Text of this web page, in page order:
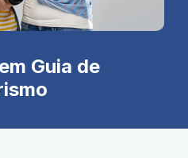
Guia de